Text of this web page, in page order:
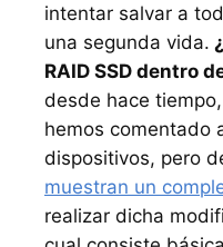
intentar salvar a
una segunda vida.
RAID SSD dentro
desde hace
hemos comentado
dispositivos, pero
muestran un
realizar dicha